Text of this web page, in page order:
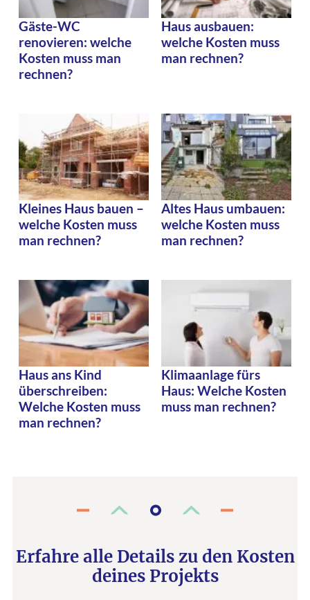
Gäste-WC
renovieren: welche
Kosten muss man
rechnen?
Haus ausbauen:
welche Kosten muss
man rechnen?
Kleines Haus bauen –
welche Kosten muss
man rechnen?
Altes Haus umbauen:
welche Kosten muss
man rechnen?
Haus ans Kind
überschreiben:
Welche Kosten muss
man rechnen?
Klimaanlage fürs
Haus: Welche Kosten
muss man rechnen?
Erfahre alle Details zu den Kosten
deines Projekts